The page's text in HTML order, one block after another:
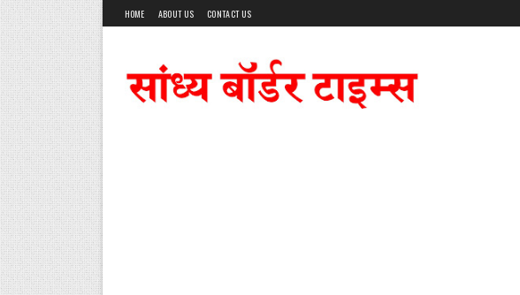
HOME ABOUT US CONTACT US